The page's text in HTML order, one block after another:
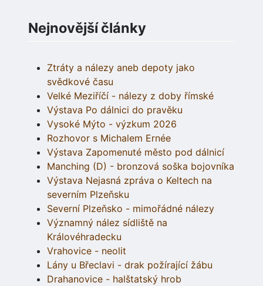
Nejnovější články
Ztráty a nálezy aneb depoty jako
svědkové času
Velké Meziříčí - nálezy z doby římské
Výstava Po dálnici do pravěku
Vysoké Mýto - výzkum 2026
Rozhovor s Michalem Ernée
Výstava Zapomenuté město pod dálnicí
Manching (D) - bronzová soška bojovníka
Výstava Nejasná zpráva o Keltech na
severním Plzeňsku
Severní Plzeňsko - mimořádné nálezy
Významný nález sídliště na
Královéhradecku
Vrahovice - neolit
Lány u Břeclavi - drak požírající žábu
Drahanovice - halštatský hrob